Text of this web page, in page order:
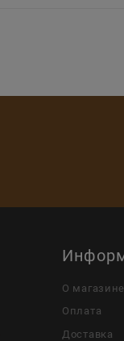
О магазине
Оплата
Доставка